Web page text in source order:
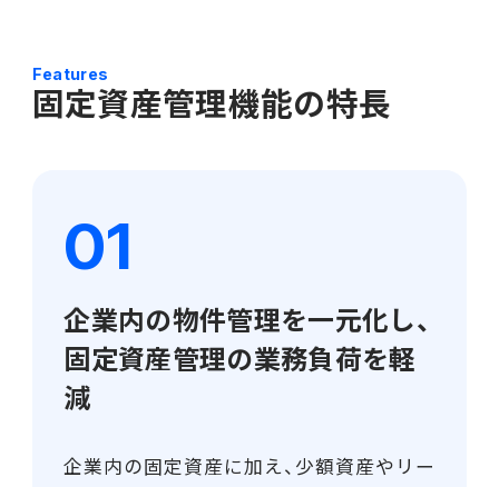
リース資産管理
人事・給与
人事
素材・素材加工 PROACTIVE Material Process
建設
経営課題別オファリング
製品関連動画
Features
固定資産管理機能の特長
企業内の物件管理を一元化し、
固定資産管理の業務負荷を軽
減
企業内の固定資産に加え、少額資産やリー